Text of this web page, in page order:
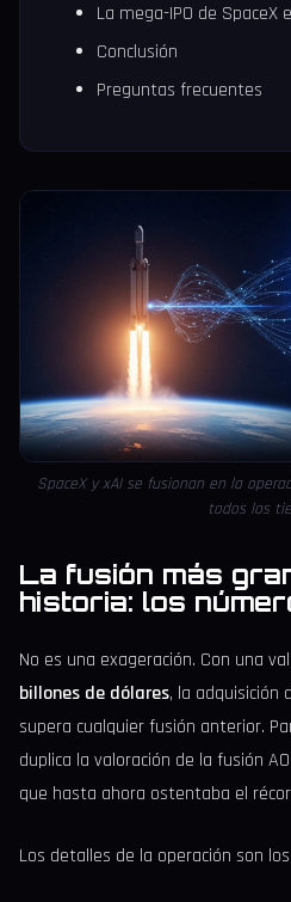
La mega-IPO de SpaceX
Conclusión
Preguntas frecuentes
SpaceX y xAI se fusionan en la
todos los
La fusión más
historia: los
No es una exageración. Con una
billones de dólares, la adquisición
supera cualquier fusión anterior.
duplica la valoración de la fusión
que hasta ahora ostentaba el
Los detalles de la operación son